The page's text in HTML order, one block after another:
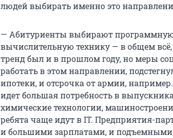
людей выбирать именно это
— Абитуриенты выбирают
вычислительную технику — в общем всё,
тренд был и в прошлом году, но меры
работать в этом направлении,
ипотеки, и отсрочка от армии,
идет большая потребность в
химические технологии,
ребята чаще идут в IT. Предприятия-
и большими зарплатами, и